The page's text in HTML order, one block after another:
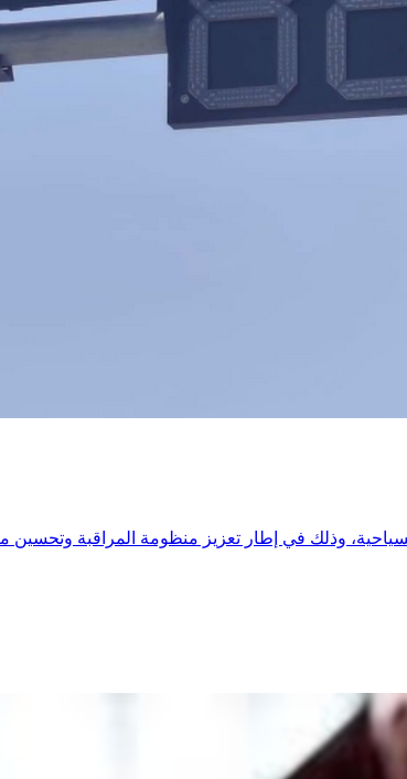
وذلك في إطار تعزيز منظومة المراقبة وتحسين